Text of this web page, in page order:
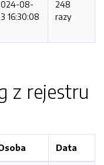
08-
16:30:08
248
razy
z rejestru
Data